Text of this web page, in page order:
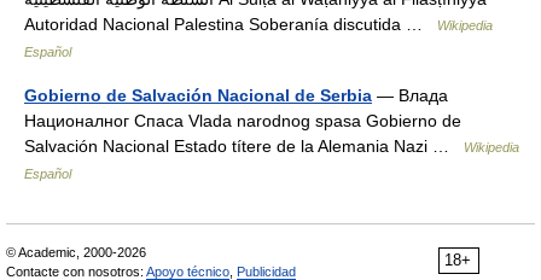
Autoridad Nacional Palestina Soberanía discutida …
Wikipedia
Español
Gobierno de Salvación Nacional de Serbia — Влада
Националног Спаса Vlada narodnog spasa Gobierno de
Salvación Nacional Estado títere de la Alemania Nazi …
Wikipedia
Español
18+
© Academic, 2000-2026
Contacte con nosotros: Apoyo técnico Publicidad